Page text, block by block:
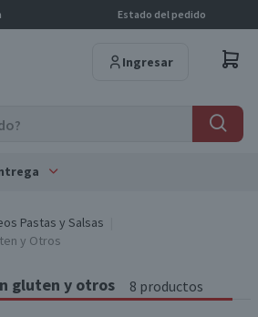
Estado del pedido
Ingresar
Pastas y Salsas
y Otros
gluten y otros 8 productos